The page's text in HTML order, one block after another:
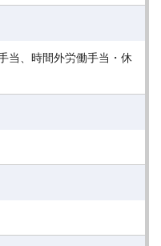
当、時間外労働手当・休